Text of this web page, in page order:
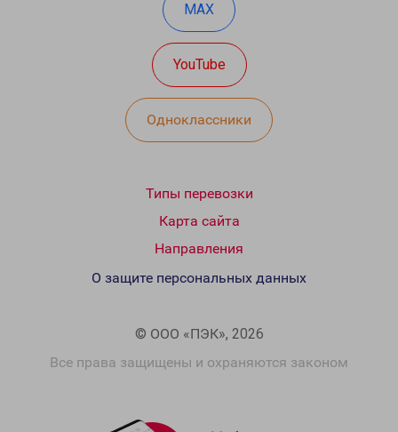
MAX
YouTube
Одноклассники
Типы перевозки
Карта сайта
Направления
© ООО «ПЭК», 2026
Все права защищены и охраняются законом
О защите персональных данных